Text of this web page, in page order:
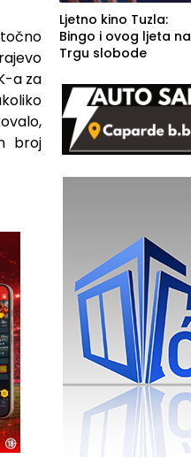
a za
broj
Ljetno kino Tuzla:
Bingo i ovog ljeta na
Trgu slobode